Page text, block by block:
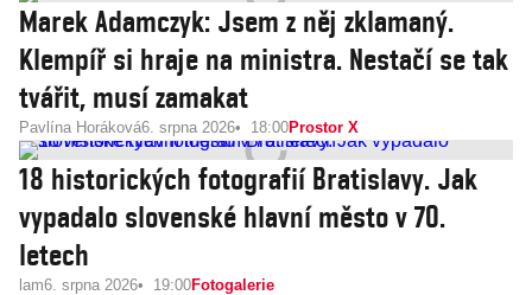
Marek Adamczyk: Jsem z něj zklamaný.
Klempíř si hraje na ministra. Nestačí se tak
tvářit, musí zamakat
Pavlína Horáková6. srpna 2026 18:00Prostor X
18 historických fotografií Bratislavy. Jak
vypadalo slovenské hlavní město v 70.
letech
lam6. srpna 2026 19:00Fotogalerie